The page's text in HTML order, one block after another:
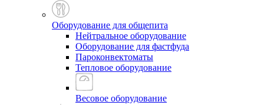
Оборудование для общепита
Нейтральное оборудование
Оборудование для фастфуда
Пароконвектоматы
Тепловое оборудование
Весовое оборудование